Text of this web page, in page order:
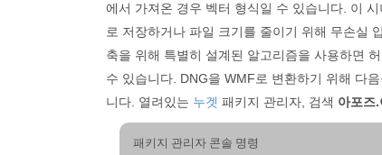
에서 가져온 경우 벡터 형식일 수 있습니다. 이
로 저장하거나 파일 크기를 줄이기 위해 무손실
축을 위해 특별히 설계된 알고리즘을 사용하면
수 있습니다. DNG을 WMF로 변환하기 위해 다음
니다. 열려있는 누겟 패키지 관리자, 검색 아포즈
패키지 관리자 콘솔 명령